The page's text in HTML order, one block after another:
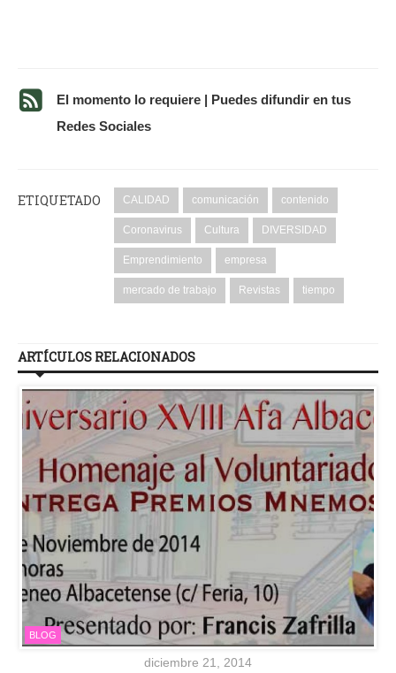
El momento lo requiere | Puedes difundir en tus
Redes Sociales
ETIQUETADO CALIDAD comunicación contenido
Coronavirus Cultura DIVERSIDAD
Emprendimiento empresa
mercado de trabajo Revistas tiempo
ARTÍCULOS RELACIONADOS
BLOG
diciembre 21, 2014